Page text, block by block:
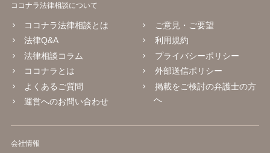
ココナラ法律相談について
ココナラ法律相談とは
法律Q&A
法律相談コラム
ココナラとは
よくあるご質問
運営へのお問い合わせ
ご意見・ご要望
利用規約
プライバシーポリシー
外部送信ポリシー
掲載をご検討の弁護士の方
へ
会社情報